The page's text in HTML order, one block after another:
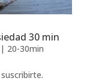
30 min
| 20-30min